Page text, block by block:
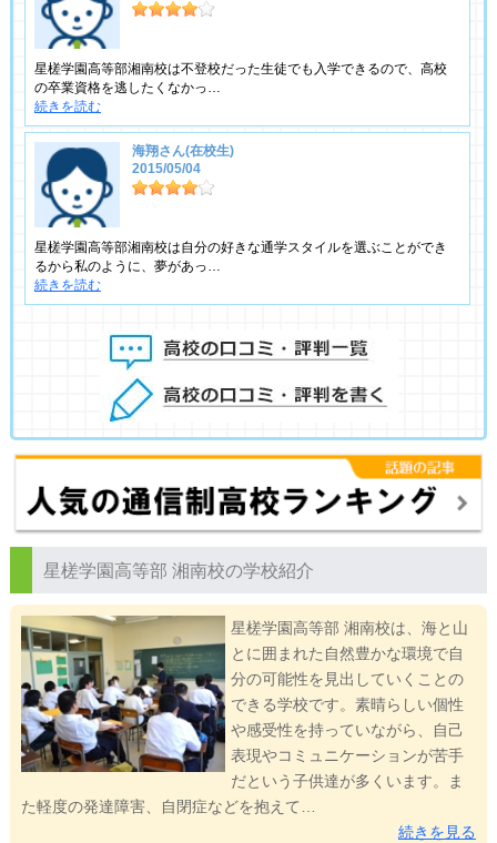
星槎学園高等部湘南校は不登校だった生徒でも入学できるので、高校
の卒業資格を逃したくなかっ…
続きを読む
海翔さん(在校生)
2015/05/04
星槎学園高等部湘南校は自分の好きな通学スタイルを選ぶことができ
るから私のように、夢があっ…
続きを読む
星槎学園高等部 湘南校の学校紹介
星槎学園高等部 湘南校は、海と山
とに囲まれた自然豊かな環境で自
分の可能性を見出していくことの
できる学校です。素晴らしい個性
や感受性を持っていながら、自己
表現やコミュニケーションが苦手
だという子供達が多くいます。ま
た軽度の発達障害、自閉症などを抱えて…
続きを見る